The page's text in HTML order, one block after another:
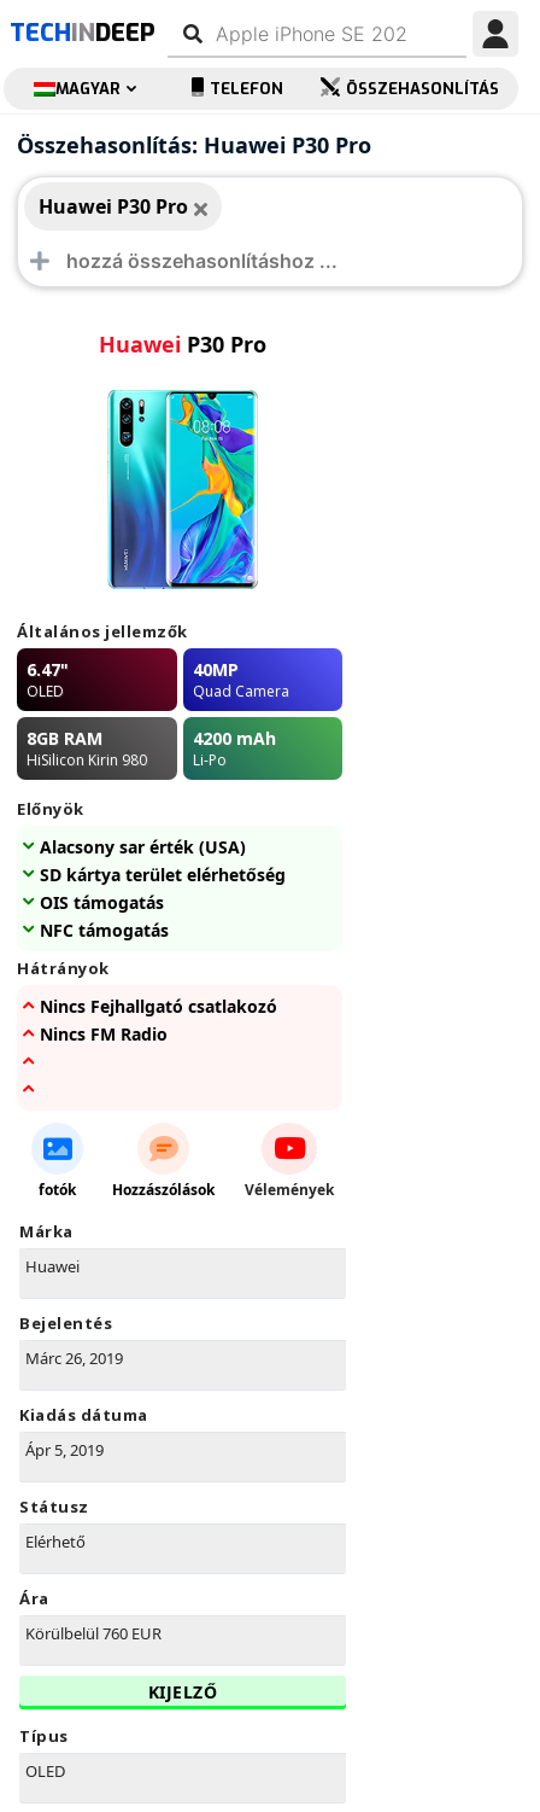
TECHINDEEP
MAGYAR TELEFON ÖSSZEHASONLÍTÁS
Összehasonlítás: Huawei P30 Pro
Huawei P30 Pro
Huawei P30 Pro
Huawei P30 Pro
Általános jellemzők
6.47"
OLED
40MP
Quad Camera
8GB RAM
HiSilicon Kirin 980
4200 mAh
Li-Po
Előnyök
Alacsony sar érték (USA)
SD kártya terület elérhetőség
OIS támogatás
NFC támogatás
Hátrányok
Nincs Fejhallgató csatlakozó
Nincs FM Radio
fotók Hozzászólások Vélemények
Márka
Huawei
Bejelentés
Márc 26, 2019
Kiadás dátuma
Ápr 5, 2019
Státusz
Elérhető
Ára
Körülbelül 760 EUR
KIJELZŐ
Típus
OLED